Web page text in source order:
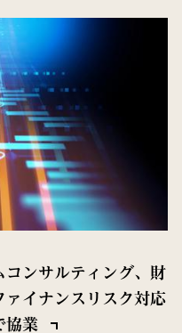
コンサルティング、財
イナンスリスク対応
協業